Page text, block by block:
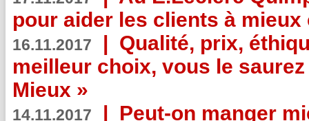
pour aider les clients à
16.11.2017 | Qualité, prix,
meilleur choix, vous le
Mieux »
14.11.2017 | Peut-on manger